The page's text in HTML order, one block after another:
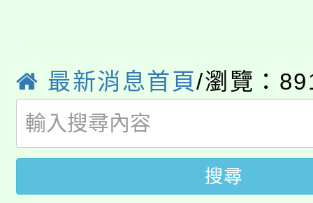
局官網。
8月14至27日，桃園電
開!
115年桃園市運動會8/
田徑場及游泳池舉行。
桃園市低收入戶享有免
視費優惠，中低收入戶
大園自造教育及科技
最新消息首頁/瀏覽：
搜尋